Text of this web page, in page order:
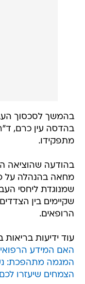
בהמשך לסכסוך
בהדסה עין כרם,
מתפקידו.
בהודעה שהוציאה
מחאה בהנהלה על
שמנוגדת ליחסי
שקיימים בין
הרופאים.
עוד ידיעות
האם המידע הרפואי
המגמה מתהפכת:
הצמחים שיעזרו